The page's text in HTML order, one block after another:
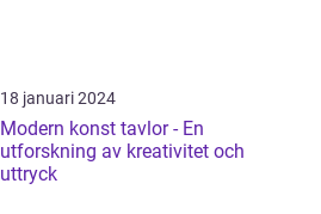
18 januari 2024
Modern konst tavlor - En
utforskning av kreativitet och
uttryck